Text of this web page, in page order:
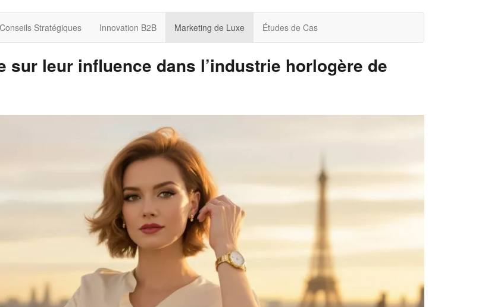
Conseils Stratégiques Innovation B2B Marketing de Luxe Études de Cas
sur leur influence dans l’industrie horlogère de